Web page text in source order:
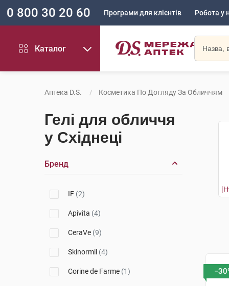
0 800 30 20 60 Програми для клієнтів Робота у
Каталог
Аптека D.S. Косметика По Догляду За Обличчям
Гелі для обличчя
у Східнеці
Бренд
IF (2)
Apivita (4)
CeraVe (9)
Skinormil (4)
Corine de Farme (1)